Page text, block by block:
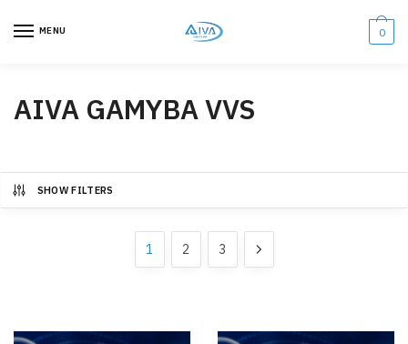
MENU 0
AIVA GAMYBA VVS
SHOW FILTERS
1 2 3